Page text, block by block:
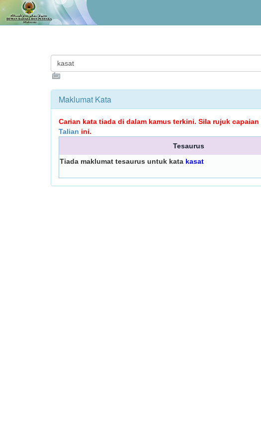
Maklumat Kata
Carian kata tiada di dalam kamus terkini. Sila rujuk capaian
Talian ini.
Tesaurus
Tiada maklumat tesaurus untuk kata kasat